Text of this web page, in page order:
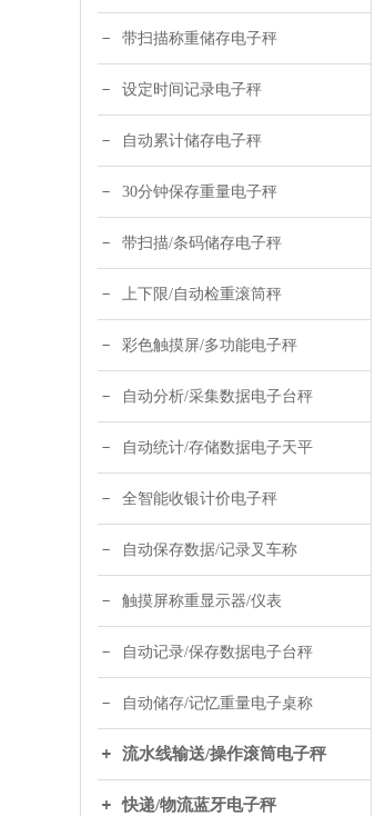
带扫描称重储存电子秤
设定时间记录电子秤
自动累计储存电子秤
30分钟保存重量电子秤
带扫描/条码储存电子秤
上下限/自动检重滚筒秤
彩色触摸屏/多功能电子秤
自动分析/采集数据电子台秤
自动统计/存储数据电子天平
全智能收银计价电子秤
自动保存数据/记录叉车称
触摸屏称重显示器/仪表
自动记录/保存数据电子台秤
自动储存/记忆重量电子桌称
流水线输送/操作滚筒电子秤
快递/物流蓝牙电子秤